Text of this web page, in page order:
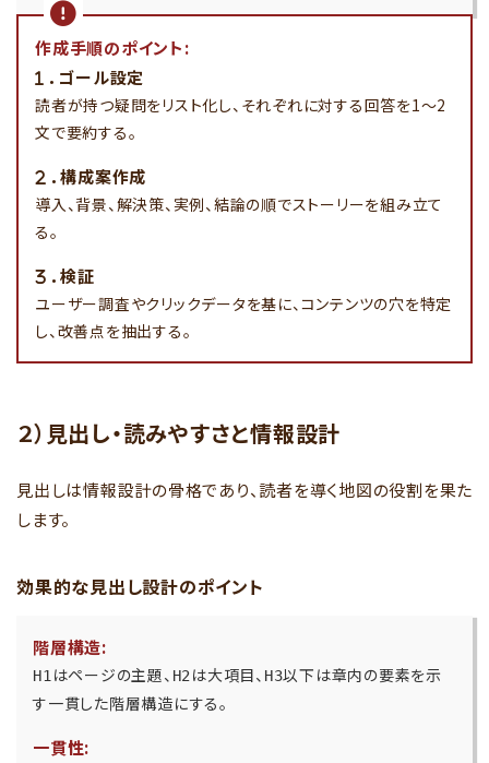
作成手順のポイント:
． ゴール設定
読者が持つ疑問をリスト化し、それぞれに対する回答を1〜2
文で要約する。
．構成案作成
導入、背景、解決策、実例、結論の順でストーリーを組み立て
る。
．検証
ユーザー調査やクリックデータを基に、コンテンツの穴を特定
し、改善点を抽出する。
２）見出し・読みやすさと情報設計
見出しは情報設計の骨格であり、読者を導く地図の役割を果た
します。
効果的な見出し設計のポイント
階層構造:
H1 はページの主題、 H2 は大項目、 H3以下は章内の要素を示
す一貫した階層構造にする。
一貫性: